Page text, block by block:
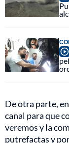
De otra parte,
canal para que
veremos y la
putrefactas y